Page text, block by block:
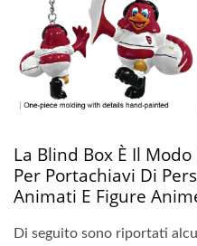
La Blind Box È Il
Per Portachiavi Di
Animati E Figure
Di seguito sono riportati